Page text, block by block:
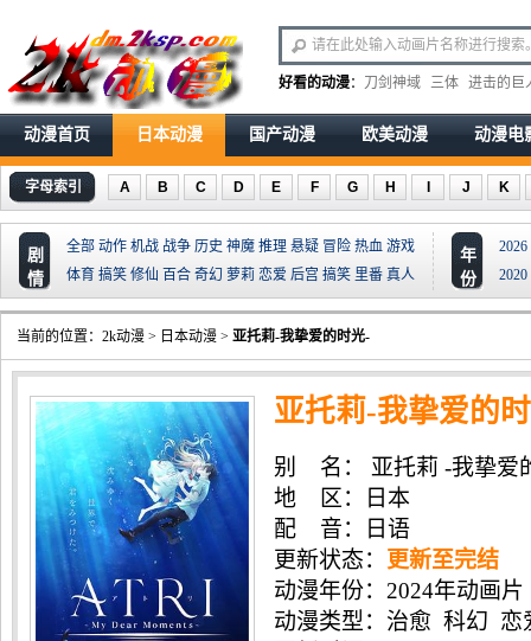
好看的动漫： 刀剑神域 三体 进击的巨
动漫首页 日本动漫 国产动漫 欧美动漫 动漫电
字母索引 A B C D E F G H J K
剧
情
全部 动作 机战 战争 历史 神魔 推理 悬疑 冒险 热血 游戏
体育 搞笑 修仙 百合 奇幻 萝莉 恋爱 后宫 搞笑 里番 真人
年
份
2026
2020
当前的位置： 2k动漫 > 日本动漫 > 亚托莉-我挚爱的时光-
亚托莉-我挚爱的
别 名： 亚托莉 -我挚爱
托莉 -我挚爱的时光-
地 区：日本
配 音：日语
更新状态：
更新至完结
动漫年份： 2024年动画片
动漫类型： 治愈 科幻 恋